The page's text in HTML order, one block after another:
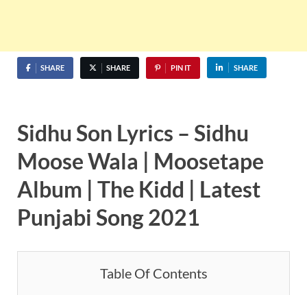
SHARE SHARE PIN IT SHARE
Sidhu Son Lyrics – Sidhu
Moose Wala | Moosetape
Album | The Kidd | Latest
Punjabi Song 2021
Table Of Contents